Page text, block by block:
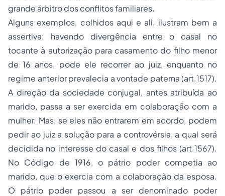
grande árbitro dos conflitos familiares.
Alguns exemplos, colhidos aqui e ali, ilustram bem a
assertiva: havendo divergência entre o casal no
tocante à autorização para casamento do filho menor
de 16 anos, pode ele recorrer ao juiz, enquanto no
regime anterior prevalecia a vontade paterna (art.1517).
A direção da sociedade conjugal, antes atribuída ao
marido, passa a ser exercida em colaboração com a
mulher. Mas, se eles não entrarem em acordo, podem
pedir ao juiz a solução para a controvérsia, a qual será
decidida no interesse do casal e dos filhos (art.1567).
No Código de 1916, o pátrio poder competia ao
marido, que o exercia com a colaboração da esposa.
O pátrio poder passou a ser denominado poder